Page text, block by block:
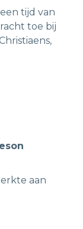
tijd van
toe bij
aan